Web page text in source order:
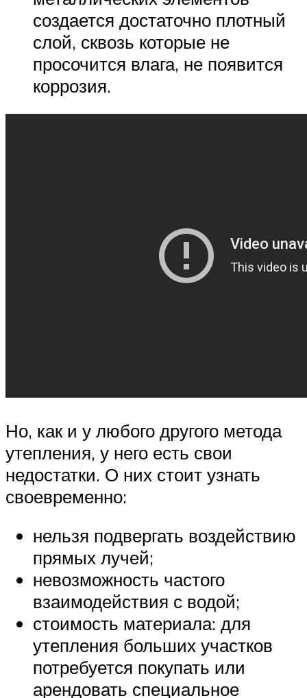
создается достаточно плотный
слой, сквозь которые не
просочится влага, не появится
коррозия.
Но, как и у любого другого метода
утепления, у него есть свои
недостатки. О них стоит узнать
своевременно:
нельзя подвергать воздействию
прямых лучей;
невозможность частого
взаимодействия с водой;
стоимость материала: для
утепления больших участков
потребуется покупать или
арендовать специальное